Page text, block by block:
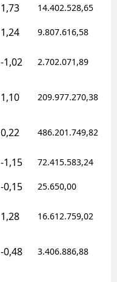
1,73 14.402.528,65
1,24 9.807.616,58
-1,02 2.702.071,89
1,10 209.977.270,38
0,22 486.201.749,82
-1,15 72.415.583,24
-0,15 25.650,00
1,28 16.612.759,02
-0,48 3.406.886,88